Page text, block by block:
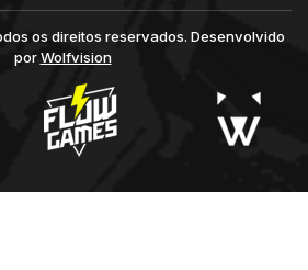
os direitos reservados. Desenvolvido
porWolfvision